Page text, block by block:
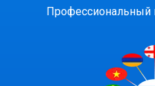
Профессиональный